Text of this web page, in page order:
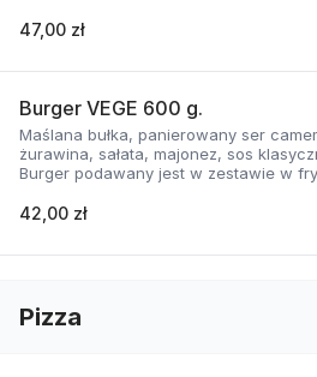
47,00 zł
Burger VEGE 600 g.
Maślana bułka, panierowany ser
żurawina, sałata, majonez, sos
Burger podawany jest w zestawie w
42,00 zł
Pizza